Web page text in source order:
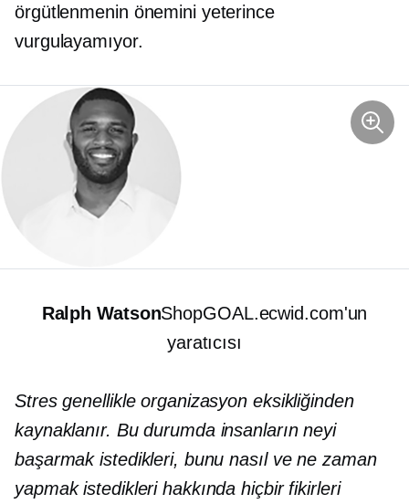
örgütlenmenin önemini yeterince
vurgulayamıyor.
Ralph WatsonShopGOAL.ecwid.com'un
yaratıcısı
Stres genellikle organizasyon eksikliğinden
kaynaklanır. Bu durumda insanların neyi
başarmak istedikleri, bunu nasıl ve ne zaman
yapmak istedikleri hakkında hiçbir fikirleri